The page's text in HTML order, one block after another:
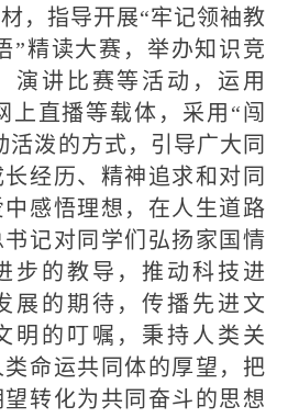
，指导开展“牢记领袖教
”精读大赛，举办知识竞
演讲比赛等活动，运用
上直播等载体，采用“闯
活泼的方式，引导广大同
经历、精神追求和对同
感悟理想，在人生道路
记对同学们弘扬家国情
步的教导，推动科技进
展的期待，传播先进文
明的叮嘱，秉持人类关
命运共同体的厚望，把
转化为共同奋斗的思想